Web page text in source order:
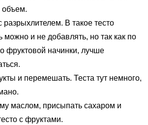
объем.
разрыхлителем. В такое тесто
можно и не добавлять, но так как по
фруктовой начинки, лучше
и перемешать. Теста тут немного,
маслом, присыпать сахаром и
с фруктами.